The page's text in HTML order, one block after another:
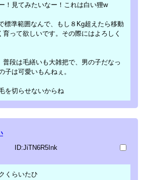
！見てみたいなー！これは白い狸w
標準範囲なんで、もし８Kg超えたら移動
って欲しいです。その際にはよろしく
段は毛繕いも大雑把で、男の子だなっ
子は可愛いもんねぇ。
を切らせないからね
ID:JiTN6R5Ink
くらいたひ